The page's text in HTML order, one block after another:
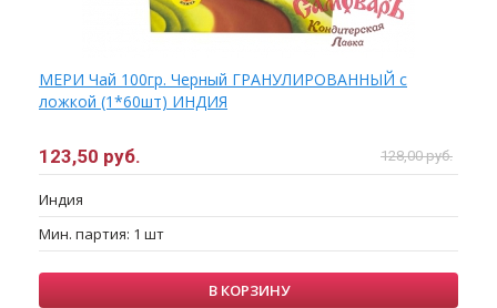
МЕРИ Чай 100гр. Черный ГРАНУЛИРОВАННЫЙ с
ложкой (1*60шт) ИНДИЯ
123,50 руб. 128,00 руб.
Индия
Мин. партия: 1 шт
В КОРЗИНУ